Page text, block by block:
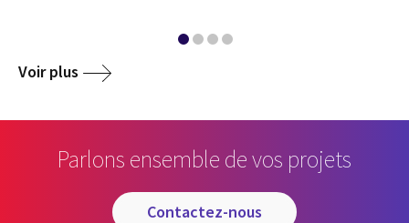
Voir plus
Parlons ensemble de vos projets
contactez-nous